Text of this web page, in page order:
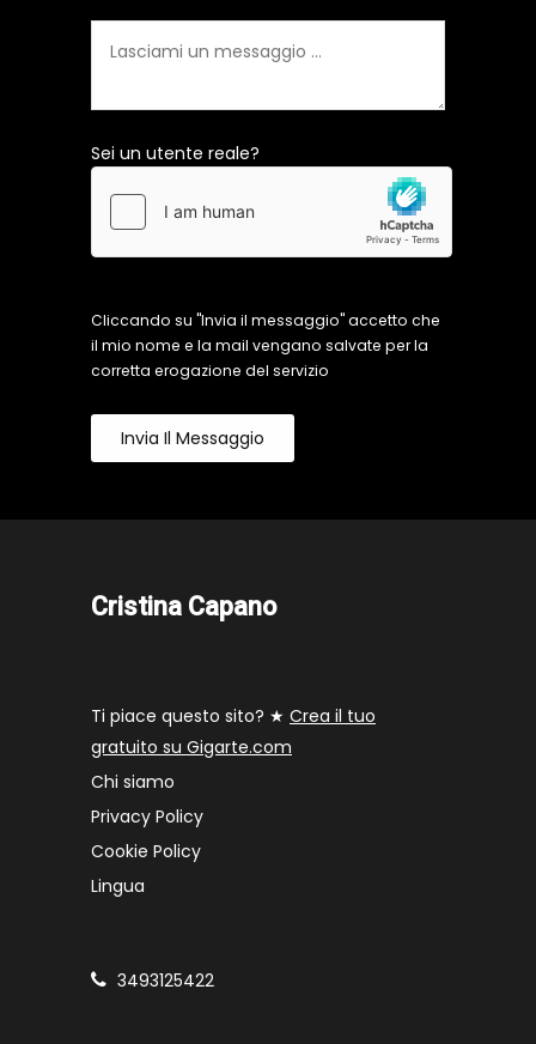
Sei un utente reale?
Cliccando su "Invia il messaggio" accetto che
il mio nome e la mail vengano salvate per la
corretta erogazione del servizio
Invia Il Messaggio
Cristina Capano
Ti piace questo sito? ★ Crea il tuo
gratuito su Gigarte.com
Chi siamo
Privacy Policy
Cookie Policy
Lingua
3493125422